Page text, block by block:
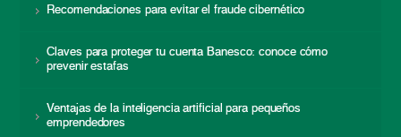
Recomendaciones para evitar el fraude cibernético
Claves para proteger tu cuenta Banesco: conoce cómo
prevenir estafas
Ventajas de la inteligencia artificial para pequeños
emprendedores